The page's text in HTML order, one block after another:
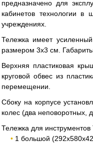
предназначено для
кабинетов технологии в
учреждениях.
Тележка имеет
размером 3х3 см.
Верхняя пластиковая
круговой обвес из
перемещении.
Сбоку на корпусе
колес (два неповоротных,
Тележка для
1 большой